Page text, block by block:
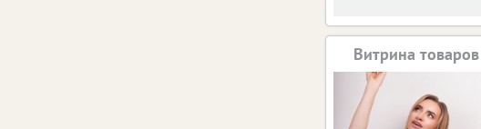
Витрина товаров